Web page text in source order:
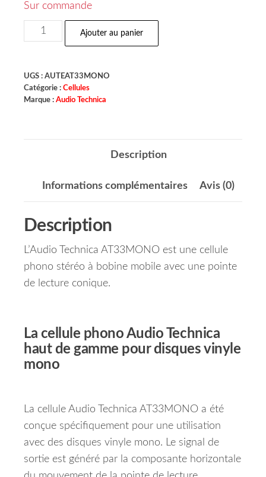
Sur commande
Ajouter au panier
UGS : AUTEAT33MONO
Catégorie : Cellules
Marque : Audio Technica
Description
Informations complémentaires Avis (0)
Description
L’Audio Technica AT33MONO est une cellule
phono stéréo à bobine mobile avec une pointe
de lecture conique.
La cellule phono Audio Technica
haut de gamme pour disques vinyle
mono
La cellule Audio Technica AT33MONO a été
conçue spécifiquement pour une utilisation
avec des disques vinyle mono. Le signal de
sortie est généré par la composante horizontale